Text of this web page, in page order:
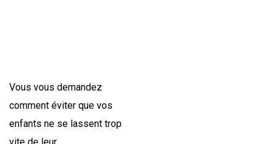
Vous vous demandez
comment éviter que vos
enfants ne se lassent trop